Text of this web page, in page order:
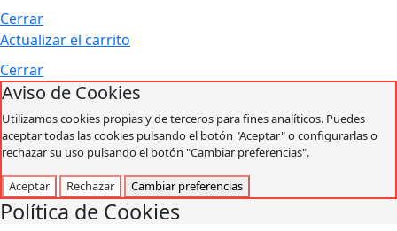
Cerrar
Actualizar el carrito
Cerrar
Aviso de Cookies
Utilizamos cookies propias y de terceros para fines analíticos. Puedes
aceptar todas las cookies pulsando el botón "Aceptar" o configurarlas o
rechazar su uso pulsando el botón "Cambiar preferencias".
Aceptar Rechazar Cambiar preferencias
Política de Cookies